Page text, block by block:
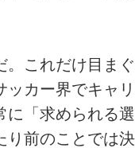
これだけ目ま
ッカー界でキャ
に「求められる
り前のことでは決